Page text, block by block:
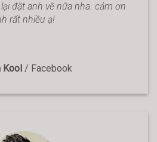
đặt anh vẽ nữa nha. cảm ơn
rất nhiều ạ!
Kool / Facebook